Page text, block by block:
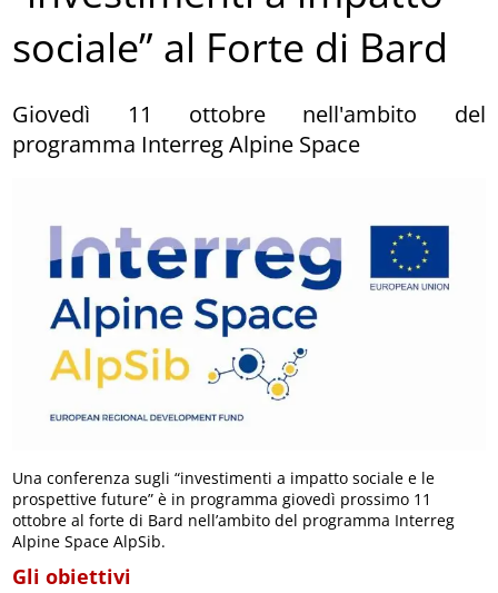
sociale” al Forte di Bard
Giovedì 11 ottobre nell'ambito del
programma Interreg Alpine Space
Una conferenza sugli “investimenti a impatto sociale e le
prospettive future” è in programma giovedì prossimo 11
ottobre al forte di Bard nell’ambito del programma Interreg
Alpine Space AlpSib.
Gli obiettivi